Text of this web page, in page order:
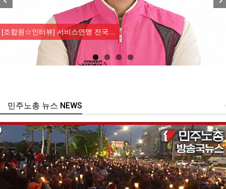
[조합원☆인터뷰] 서비스연맹 전국…
주노총 뉴스 NEWS